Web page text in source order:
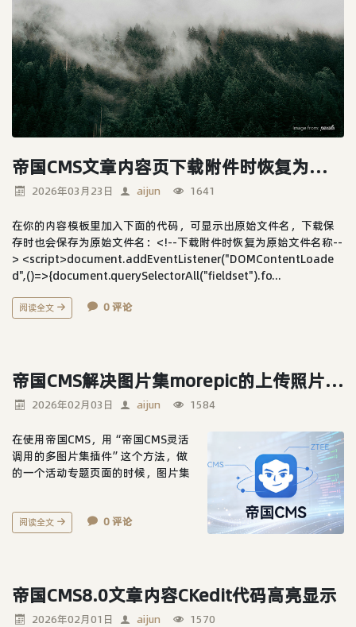
帝国CMS文章内容页下载附件时恢复为原始名称
2026年03月23日 aijun 1641
在你的内容模板里加入下面的代码，可显示出原始文件名，下载保
存时也会保存为原始文件名：<!--下载附件时恢复为原始文件名称--
> <script>document.addEventListener("DOMContentLoade
d",()=>{document.querySelectorAll("fieldset").fo...
阅读全文 0 评论
帝国CMS解决图片集morepic的上传照片数量上限限制
2026年02月03日 aijun 1584
在使用帝国CMS，用“帝国CMS灵活
调用的多图片集插件”这个方法，做
的一个活动专题页面的时候，图片集
保存的时候，错误提示：字段图片简
咨询一番后，调整 PHP 配置（php.in
i），解决系统级限制：PHP 默认限...
阅读全文 0 评论
帝国CMS8.0文章内容CKedit代码高亮显示
2026年02月01日 aijun 1570